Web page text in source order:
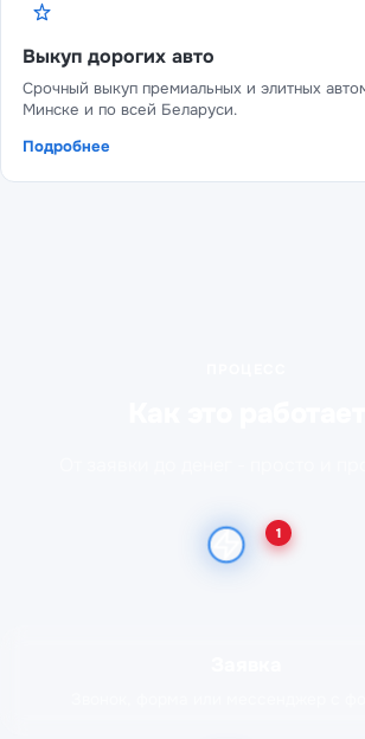
Выкуп дорогих авто
Срочный выкуп премиальных и элитных
Минске и по всей Беларуси.
Подробнее
1